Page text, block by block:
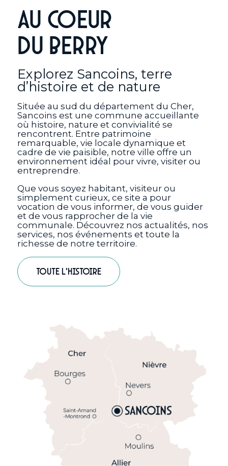
Au coeur
du Berry
Explorez Sancoins, terre
d’histoire et de nature
Située au sud du département du Cher,
Sancoins est une commune accueillante
où histoire, nature et convivialité se
rencontrent. Entre patrimoine
remarquable, vie locale dynamique et
cadre de vie paisible, notre ville offre un
environnement idéal pour vivre, visiter ou
entreprendre.
Que vous soyez habitant, visiteur ou
simplement curieux, ce site a pour
vocation de vous informer, de vous guider
et de vous rapprocher de la vie
communale. Découvrez nos actualités, nos
services, nos événements et toute la
richesse de notre territoire.
Toute l'histoire